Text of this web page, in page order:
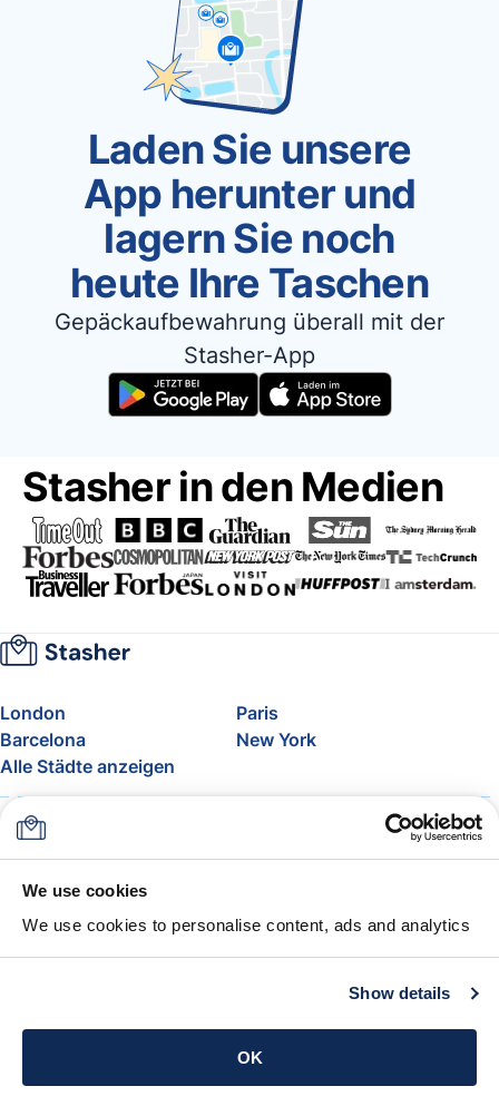
We use cookies
We use cookies to personalise content, ads and analytics
Show details
OK
Laden Sie unsere
App herunter und
lagern Sie noch
heute Ihre Taschen
Gepäckaufbewahrung überall mit der
Stasher-App
Stasher in den Medien
London
Paris
Barcelona
New York
Alle Städte anzeigen
Über uns
FAQ
Support
Blog
Freigepäck bei Airlines
Die Stasher-Garantie
AGB
App holen